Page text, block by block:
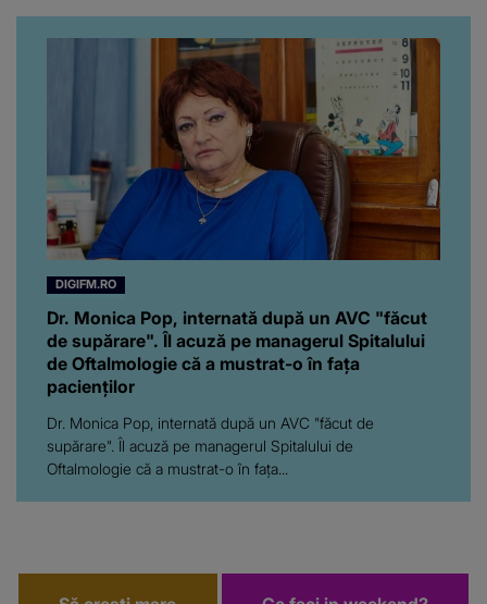
da, frumoasa iubită a lui
Florin Ristei e...
DIGIFM.RO
Dr. Monica Pop, internată după un AVC "făcut
de supărare". Îl acuză pe managerul Spitalului
de Oftalmologie că a mustrat-o în fața
pacienților
Dr. Monica Pop, internată după un AVC "făcut de
supărare". Îl acuză pe managerul Spitalului de
Oftalmologie că a mustrat-o în fața...